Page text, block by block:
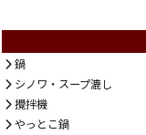
鍋
シノワ・スープ漉し
攪拌機
やっとこ鍋